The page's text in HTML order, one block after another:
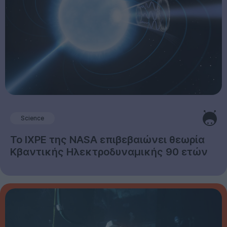
Science
Το IXPE της NASA επιβεβαιώνει θεωρία
Κβαντικής Ηλεκτροδυναμικής 90 ετών